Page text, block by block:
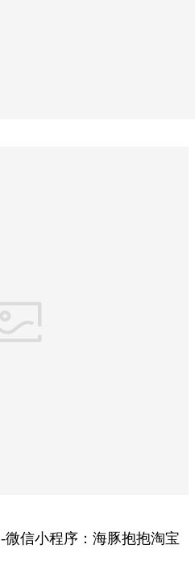
信小程序：海豚抱抱淘宝